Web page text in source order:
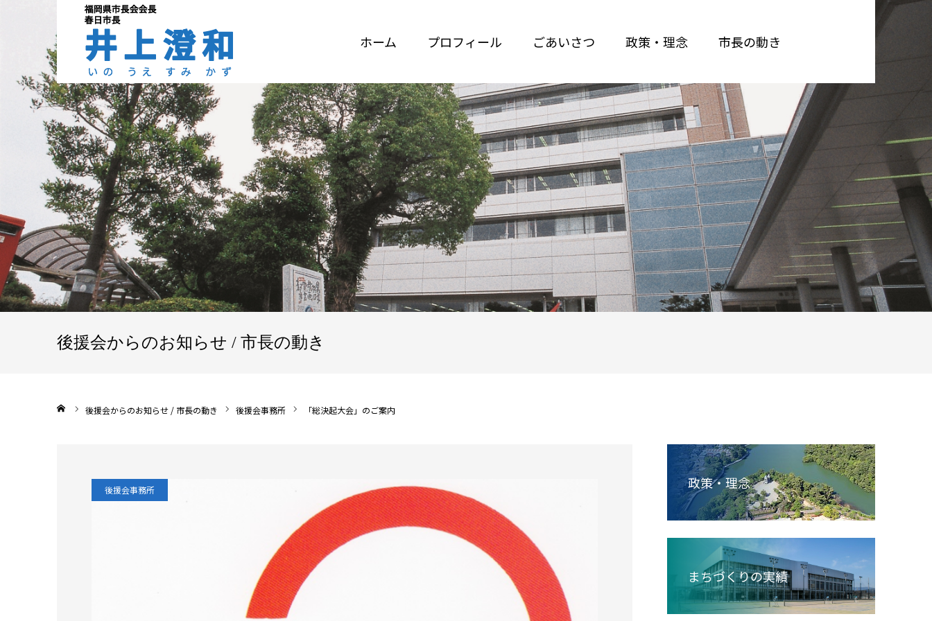
ホーム プロフィール ごあいさつ 政策・理念 市長の動き
後援会からのお知らせ / 市長の動き
後援会からのお知らせ / 市長の動き 後援会事務所 「総決起大会」のご案内
後援会事務所 政策・理念
まちづくりの実績